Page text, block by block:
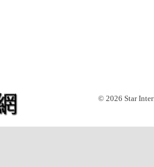
© 2026 Star